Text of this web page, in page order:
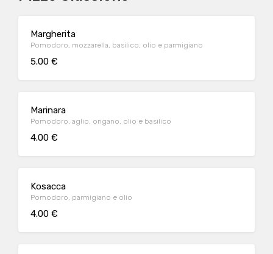
Margherita
Pomodoro, mozzarella, basilico, olio e parmigiano
5.00 €
Marinara
Pomodoro, aglio, origano, olio e basilico
4.00 €
Kosacca
Pomodoro, parmigiano e olio
4.00 €